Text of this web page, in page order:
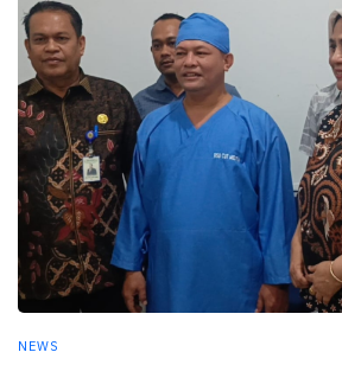
NEWS